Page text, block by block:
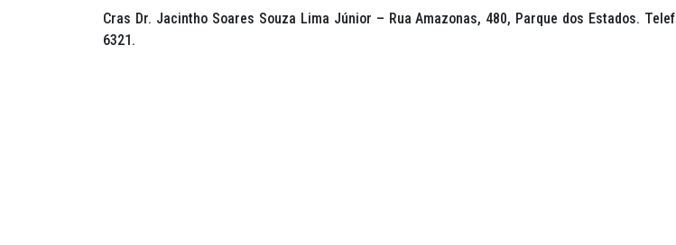
Cras Dr. Jacintho Soares Souza Lima Júnior – Rua Amazonas, 480, Parque dos Estados.
6321.